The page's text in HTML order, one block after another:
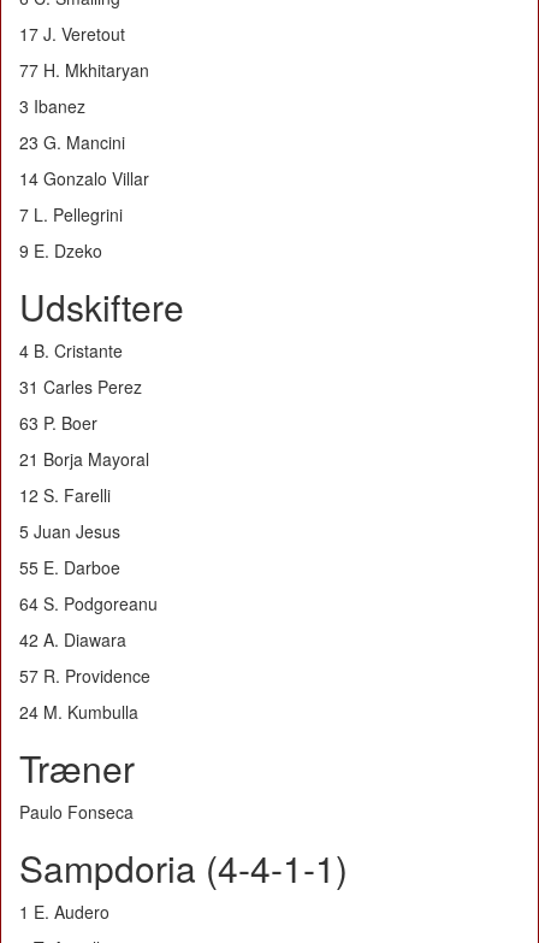
17 J. Veretout
77 H. Mkhitaryan
3 Ibanez
23 G. Mancini
14 Gonzalo Villar
7 L. Pellegrini
9 E. Dzeko
Udskiftere
4 B. Cristante
31 Carles Perez
63 P. Boer
21 Borja Mayoral
12 S. Farelli
5 Juan Jesus
55 E. Darboe
64 S. Podgoreanu
42 A. Diawara
57 R. Providence
24 M. Kumbulla
Træner
Paulo Fonseca
Sampdoria (4-4-1-1)
1 E. Audero